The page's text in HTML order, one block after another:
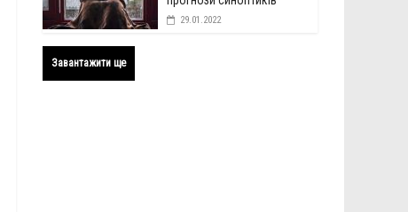
29.01.2022
Завантажити ще